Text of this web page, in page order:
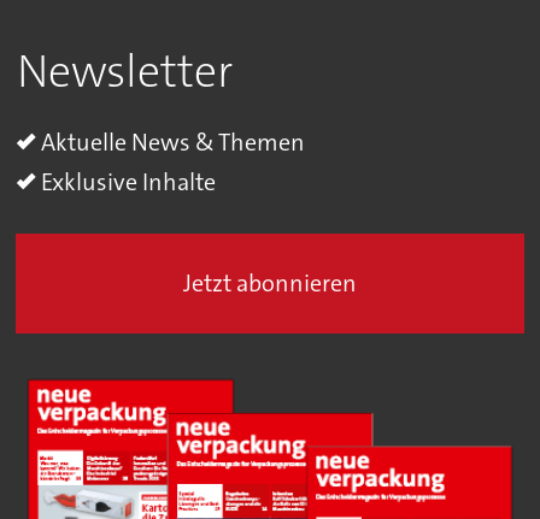
Newsletter
Aktuelle News & Themen
Exklusive Inhalte
Jetzt abonnieren